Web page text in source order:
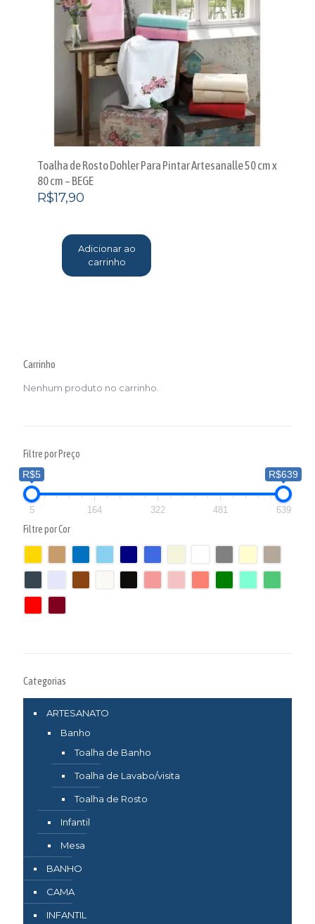
Toalha de Rosto Dohler Para Pintar Artesanalle 50 cm x
80 cm – BEGE
R$17,90
Adicionar ao
carrinho
Carrinho
Nenhum produto no carrinho.
Filtre por Preço
R$5
R$639
5 164 322 481 639
Filtre por Cor
Categorias
ARTESANATO
Banho
Toalha de Banho
Toalha de Lavabo/visita
Toalha de Rosto
Infantil
Mesa
BANHO
CAMA
INFANTIL